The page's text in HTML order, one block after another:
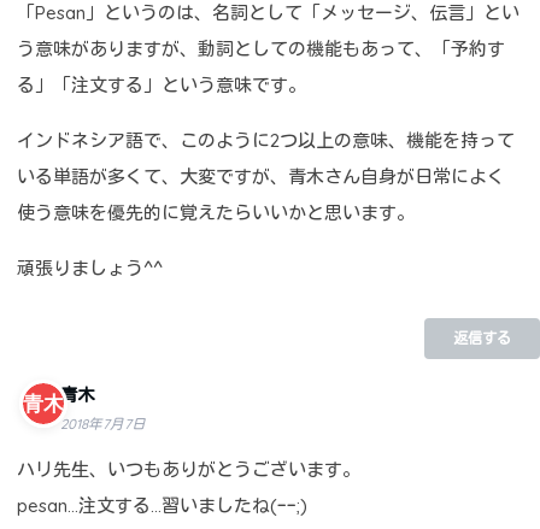
「Pesan」というのは、名詞として「メッセージ、伝言」とい
う意味がありますが、動詞としての機能もあって、「予約す
る」「注文する」という意味です。
インドネシア語で、このように2つ以上の意味、機能を持って
いる単語が多くて、大変ですが、青木さん自身が日常によく
使う意味を優先的に覚えたらいいかと思います。
頑張りましょう^^
返信する
青木
2018年7月7日
ハリ先生、いつもありがとうございます。
pesan…注文する…習いましたね(ｰｰ;)